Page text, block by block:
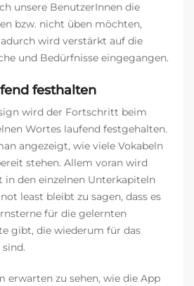
unsere BenutzerInnen die
bzw. nicht üben möchten,
wird verstärkt auf die
und Bedürfnisse eingegangen.
festhalten
wird der Fortschritt beim
Wortes laufend festgehalten.
angezeigt, wie viele Vokabeln
stehen. Allem voran wird
den einzelnen Unterkapiteln
least bleibt zu sagen, dass es
für die gelernten
gibt, die wiederum für das
erwarten zu sehen, wie die App